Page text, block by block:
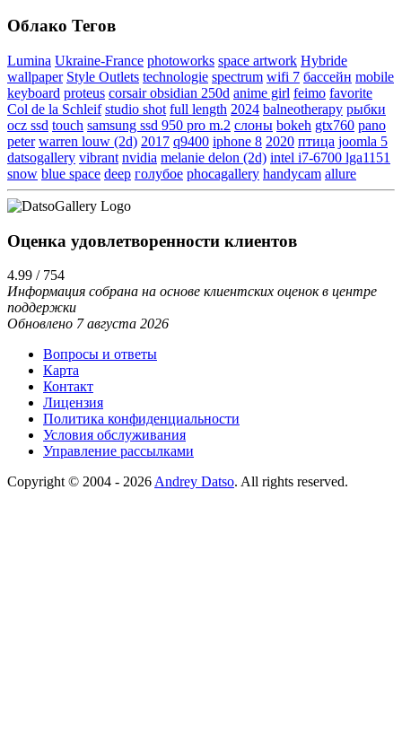
Облако Тегов
Lumina Ukraine-France photoworks space artwork Hybride
wallpaper Style Outlets technologie spectrum wifi 7 бассейн mobile
keyboard proteus corsair obsidian 250d anime girl feimo favorite
Col de la Schleif studio shot full length 2024 balneotherapy рыбки
ocz ssd touch samsung ssd 950 pro m.2 слоны bokeh gtx760 pano
peter warren louw (2d) 2017 q9400 iphone 8 2020 птица joomla 5
datsogallery vibrant nvidia melanie delon (2d) intel i7-6700 lga1151
snow blue space deep голубое phocagallery handycam allure
Оценка удовлетворенности клиентов
4.99 / 754
Информация собрана на основе клиентских оценок в центре
поддержки
Обновлено 7 августа 2026
Вопросы и ответы
Карта
Контакт
Лицензия
Политика конфиденциальности
Условия обслуживания
Управление рассылками
Copyright © 2004 - 2026Andrey Datso. All rights reserved.